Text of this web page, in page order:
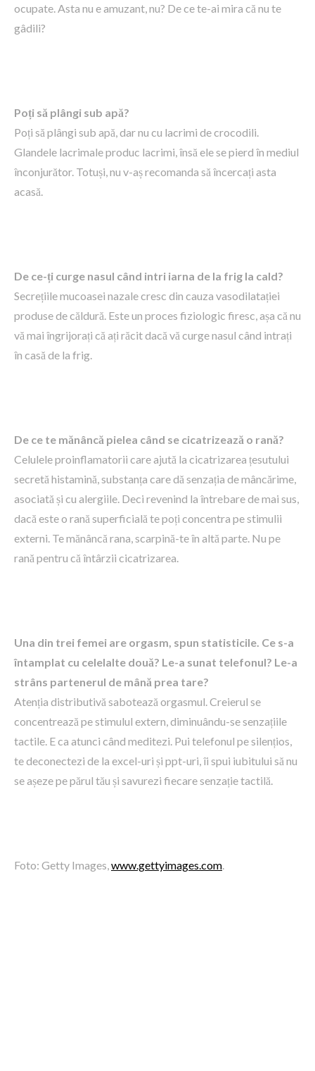
ocupate. Asta nu e amuzant, nu? De ce te-ai mira că nu te
gâdili?
Poți să plângi sub apă?
Poți să plângi sub apă, dar nu cu lacrimi de crocodili.
Glandele lacrimale produc lacrimi, însă ele se pierd în mediul
înconjurător. Totuși, nu v-aș recomanda să încercați asta
acasă.
De ce-ți curge nasul când intri iarna de la frig la cald?
Secrețiile mucoasei nazale cresc din cauza vasodilatației
produse de căldură. Este un proces fiziologic firesc, așa că nu
vă mai îngrijorați că ați răcit dacă vă curge nasul când intrați
în casă de la frig.
De ce te mănâncă pielea când se cicatrizează o rană?
Celulele proinflamatorii care ajută la cicatrizarea țesutului
secretă histamină, substanța care dă senzația de mâncărime,
asociată și cu alergiile. Deci revenind la întrebare de mai sus,
dacă este o rană superficială te poți concentra pe stimulii
externi. Te mănâncă rana, scarpină-te în altă parte. Nu pe
rană pentru că întârzii cicatrizarea.
Una din trei femei are orgasm, spun statisticile. Ce s-a
întamplat cu celelalte două? Le-a sunat telefonul? Le-a
strâns partenerul de mână prea tare?
Atenția distributivă sabotează orgasmul. Creierul se
concentrează pe stimulul extern, diminuându-se senzațiile
tactile. E ca atunci când meditezi. Pui telefonul pe silențios,
te deconectezi de la excel-uri și ppt-uri, îi spui iubitului să nu
se așeze pe părul tău și savurezi fiecare senzație tactilă.
Foto: Getty Images,www.gettyimages.com.